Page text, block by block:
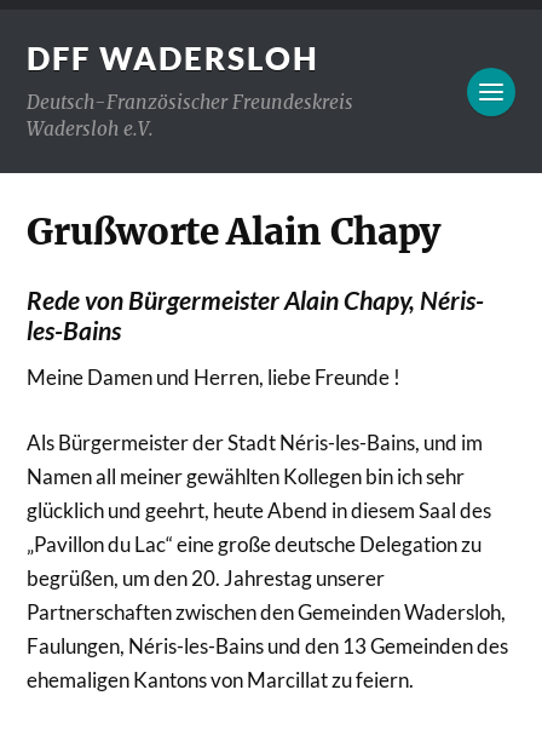
DFF WADERSLOH
Deutsch-Französischer Freundeskreis
Wadersloh e.V.
Grußworte Alain Chapy
Rede von Bürgermeister Alain Chapy, Néris-
les-Bains
Meine Damen und Herren, liebe Freunde !
Als Bürgermeister der Stadt Néris-les-Bains, und im
Namen all meiner gewählten Kollegen bin ich sehr
glücklich und geehrt, heute Abend in diesem Saal des
„Pavillon du Lac“ eine große deutsche Delegation zu
begrüßen, um den 20. Jahrestag unserer
Partnerschaften zwischen den Gemeinden Wadersloh,
Faulungen, Néris-les-Bains und den 13 Gemeinden des
ehemaligen Kantons von Marcillat zu feiern.